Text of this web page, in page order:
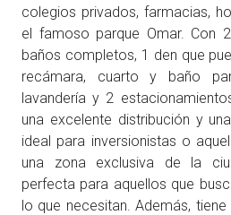
colegios privados, farmacias,
el famoso parque Omar. Con
baños completos, 1 den que
recámara, cuarto y baño
lavandería y 2
una excelente distribución y
ideal para inversionistas o
una zona exclusiva de la
perfecta para aquellos que
lo que necesitan. Además,